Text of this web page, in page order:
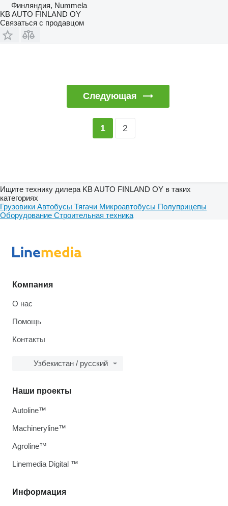
Финляндия, Nummela
KB AUTO FINLAND OY
Связаться с продавцом
Следующая
1 2
Ищите технику дилера KB AUTO FINLAND OY в таких
категориях
Грузовики Автобусы Тягачи Микроавтобусы Полуприцепы
Оборудование Строительная техника
Компания
О нас
Помощь
Контакты
Узбекистан / русский
Информация
Наши проекты
Autoline™
Machineryline™
Agroline™
Linemedia Digital ™